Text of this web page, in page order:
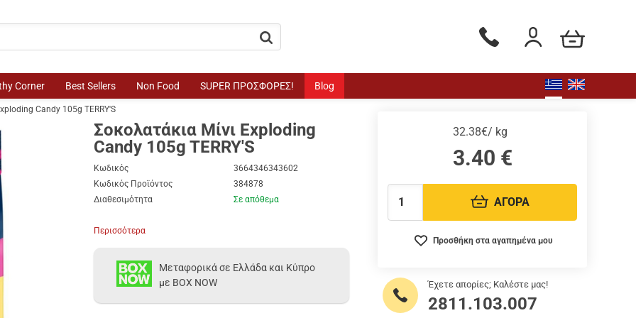
button.search Τηλεφωνικές παραγγελίες
Είσοδος / Εγγραφή
Το καλάθι μου
Corner Best Sellers Non Food SUPER ΠΡΟΣΦΟΡΕΣ! Blog
Candy 105g TERRY'S
Σοκολατάκια Μίνι Exploding
Candy 105g TERRY'S
Κωδικός
3664346343602
Κωδικός Προϊόντος
384878
Διαθεσιμότητα
Σε απόθεμα
Περισσότερα
32.38€/ kg
3.40 €
Ποσότητα: ΑΓΟΡΑ
Προσθήκη στα αγαπημένα μου
Μεταφορικά σε Ελλάδα και Κύπρο
με BOX NOW
Έχετε απορίες; Καλέστε μας!
2811.103.007